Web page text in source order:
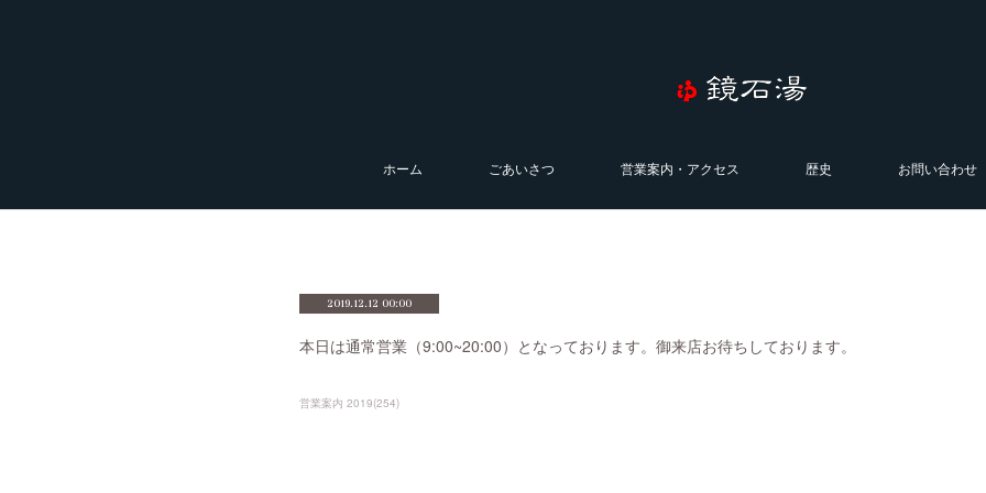
ホーム ごあいさつ 営業案内・アクセス 歴史 お問い合わせ
2019.12.12 00:00
本日は通常営業（9:00~20:00）となっております。御来店お待ちしております。
営業案内 2019(254)